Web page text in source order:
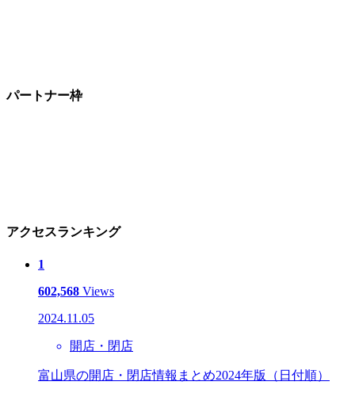
パートナー枠
アクセスランキング
1
602,568 Views
2024.11.05
開店・閉店
富山県の開店・閉店情報まとめ2024年版（日付順）